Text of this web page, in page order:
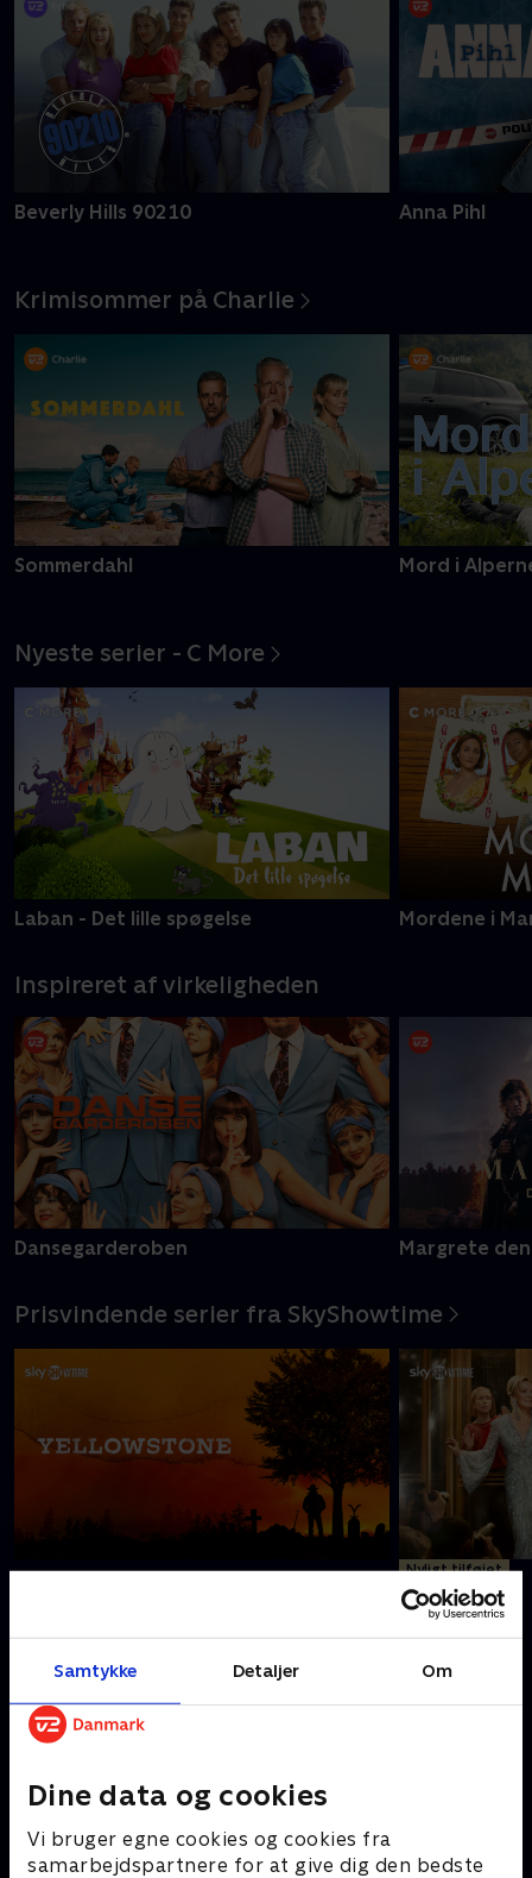
Samtykke Detaljer Om
Dine data og cookies
Vi bruger egne cookies og cookies fra
samarbejdspartnere for at give dig den bedste
Beverly Hills 90210 Anna Pihl
Krimisommer på Charlie
Sommerdahl Mord i
Nyeste serier - C More
Laban - Det lille spøgelse Mordene i
Inspireret af virkeligheden
Dansegarderoben Margrete
Prisvindende serier fra SkyShowtime
Nyligt tilføjet
Hacks